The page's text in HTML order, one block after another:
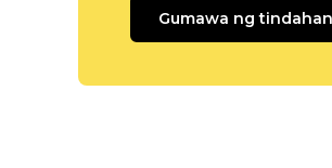
Gumawa ng tindahan